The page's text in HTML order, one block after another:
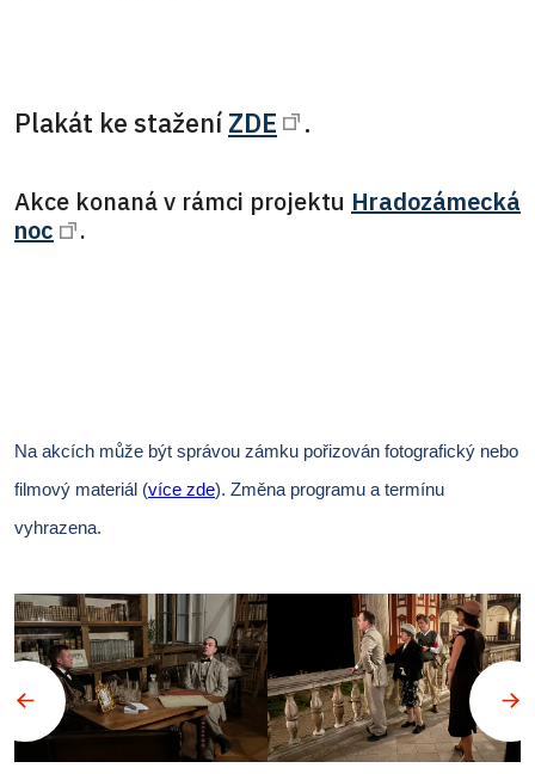
Plakát ke stažení ZDE .
Akce konaná v rámci projektu Hradozámecká
noc
.
Na akcích může být správou zámku pořizován fotografický nebo
filmový materiál (více zde). Změna programu a termínu
vyhrazena.